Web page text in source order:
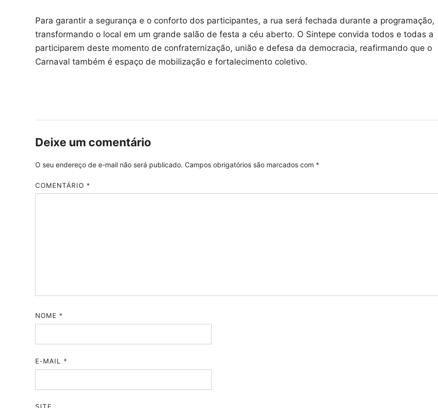
Para garantir a segurança e o conforto dos participantes, a rua será fechada durante a programação,
transformando o local em um grande salão de festa a céu aberto. O Sintepe convida todos e todas a
participarem deste momento de confraternização, união e defesa da democracia, reafirmando que o
Carnaval também é espaço de mobilização e fortalecimento coletivo.
Deixe um comentário
O seu endereço de e-mail não será publicado. Campos obrigatórios são marcados com *
COMENTÁRIO *
NOME *
E-MAIL *